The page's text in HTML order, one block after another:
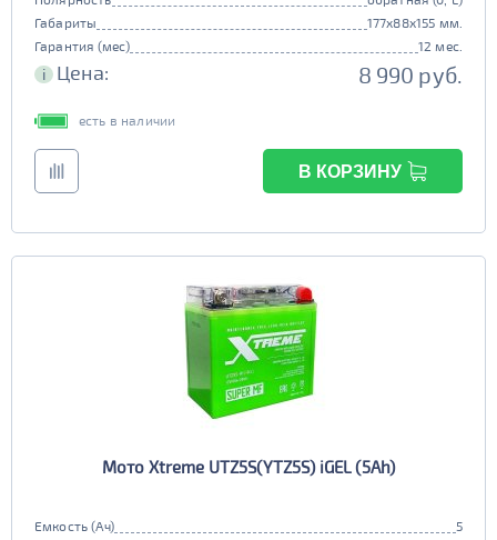
Габариты
177x88x155 мм.
Гарантия (мес)
12 мес.
i Цена: 8 990 руб.
есть в наличии
В КОРЗИНУ
Мото Xtreme UTZ5S(YTZ5S) iGEL (5Ah)
Емкость (Ач)
5